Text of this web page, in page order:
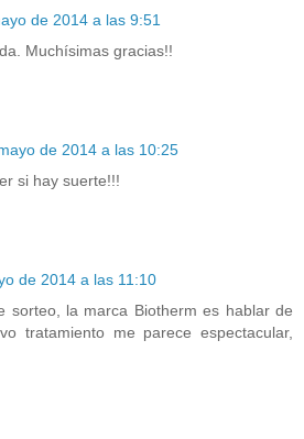
de 2014 a las 9:51
Muchísimas gracias!!
de 2014 a las 10:25
si hay suerte!!!
de 2014 a las 11:10
sorteo, la marca Biotherm es hablar de
tratamiento me parece espectacular,